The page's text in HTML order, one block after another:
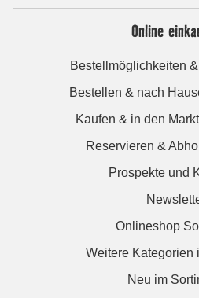
Online
Bestellmöglichkeiten
Bestellen & nach
Kaufen & in den
Reservieren &
Prospekte und
Onlineshop
Weitere Kategorien
Neu im